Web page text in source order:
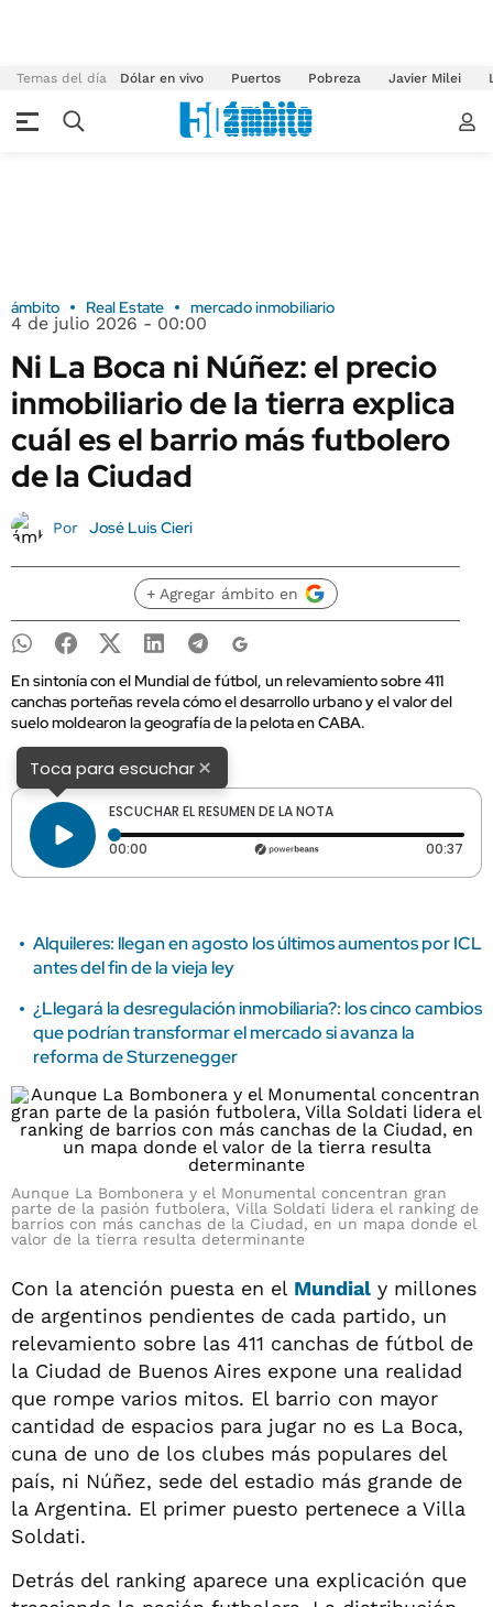
Temas del día Dólar en vivo Puertos Pobreza Javier Milei
ámbito Real Estate mercado inmobiliario
4 de julio 2026 - 00:00
Ni La Boca ni Núñez: el precio
inmobiliario de la tierra explica
cuál es el barrio más futbolero
de la Ciudad
Por José Luis Cieri
+ Agregar ámbito en
En sintonía con el Mundial de fútbol, un relevamiento sobre 411
canchas porteñas revela cómo el desarrollo urbano y el valor del
suelo moldearon la geografía de la pelota en CABA.
Toca para escuchar×
ESCUCHAR EL RESUMEN DE LA NOTA
00:00 Tiempo transcurrido: 0 segundos 00:37
Alquileres: llegan en agosto los últimos aumentos por ICL
antes del fin de la vieja ley
¿Llegará la desregulación inmobiliaria?: los cinco cambios
que podrían transformar el mercado si avanza la
reforma de Sturzenegger
Aunque La Bombonera y el Monumental concentran gran
parte de la pasión futbolera, Villa Soldati lidera el ranking de
barrios con más canchas de la Ciudad, en un mapa donde el
valor de la tierra resulta determinante
Con la atención puesta en el Mundial y millones
de argentinos pendientes de cada partido, un
relevamiento sobre las 411 canchas de fútbol de
la Ciudad de Buenos Aires expone una realidad
que rompe varios mitos. El barrio con mayor
cantidad de espacios para jugar no es La Boca,
cuna de uno de los clubes más populares del
país, ni Núñez, sede del estadio más grande de
la Argentina. El primer puesto pertenece a Villa
Soldati.
Detrás del ranking aparece una explicación que